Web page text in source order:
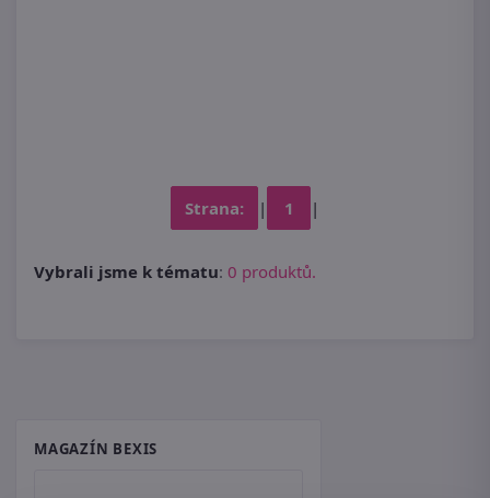
Strana: | 1 |
Vybrali jsme k tématu: 0 produktů.
MAGAZÍN BEXIS